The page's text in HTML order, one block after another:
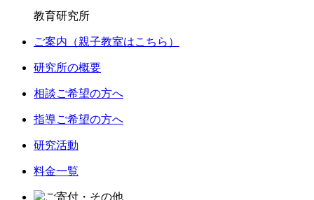
教育研究所
ご案内（親子教室はこちら）
研究所の概要
相談ご希望の方へ
指導ご希望の方へ
研究活動
料金一覧